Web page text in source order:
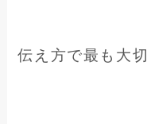
伝え方で最も大